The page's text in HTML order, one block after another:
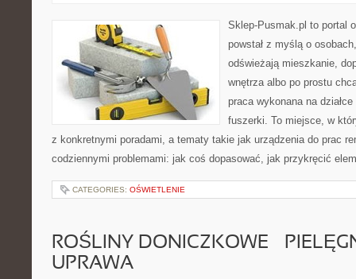
Sklep-Pusmak.pl to portal
powstał z myślą o
odświeżają mieszkanie,
wnętrza albo po prostu
praca wykonana na
fuszerki. To miejsce, w
z konkretnymi poradami, a tematy takie jak urządzenia do prac
codziennymi problemami: jak coś dopasować, jak przykręcić
CATEGORIES: OŚWIETLENIE
ROŚLINY DONICZKOWE –
UPRAWA